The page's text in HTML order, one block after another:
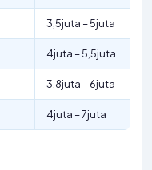
3,5juta – 5juta
4juta – 5,5juta
3,8juta – 6juta
4juta – 7juta